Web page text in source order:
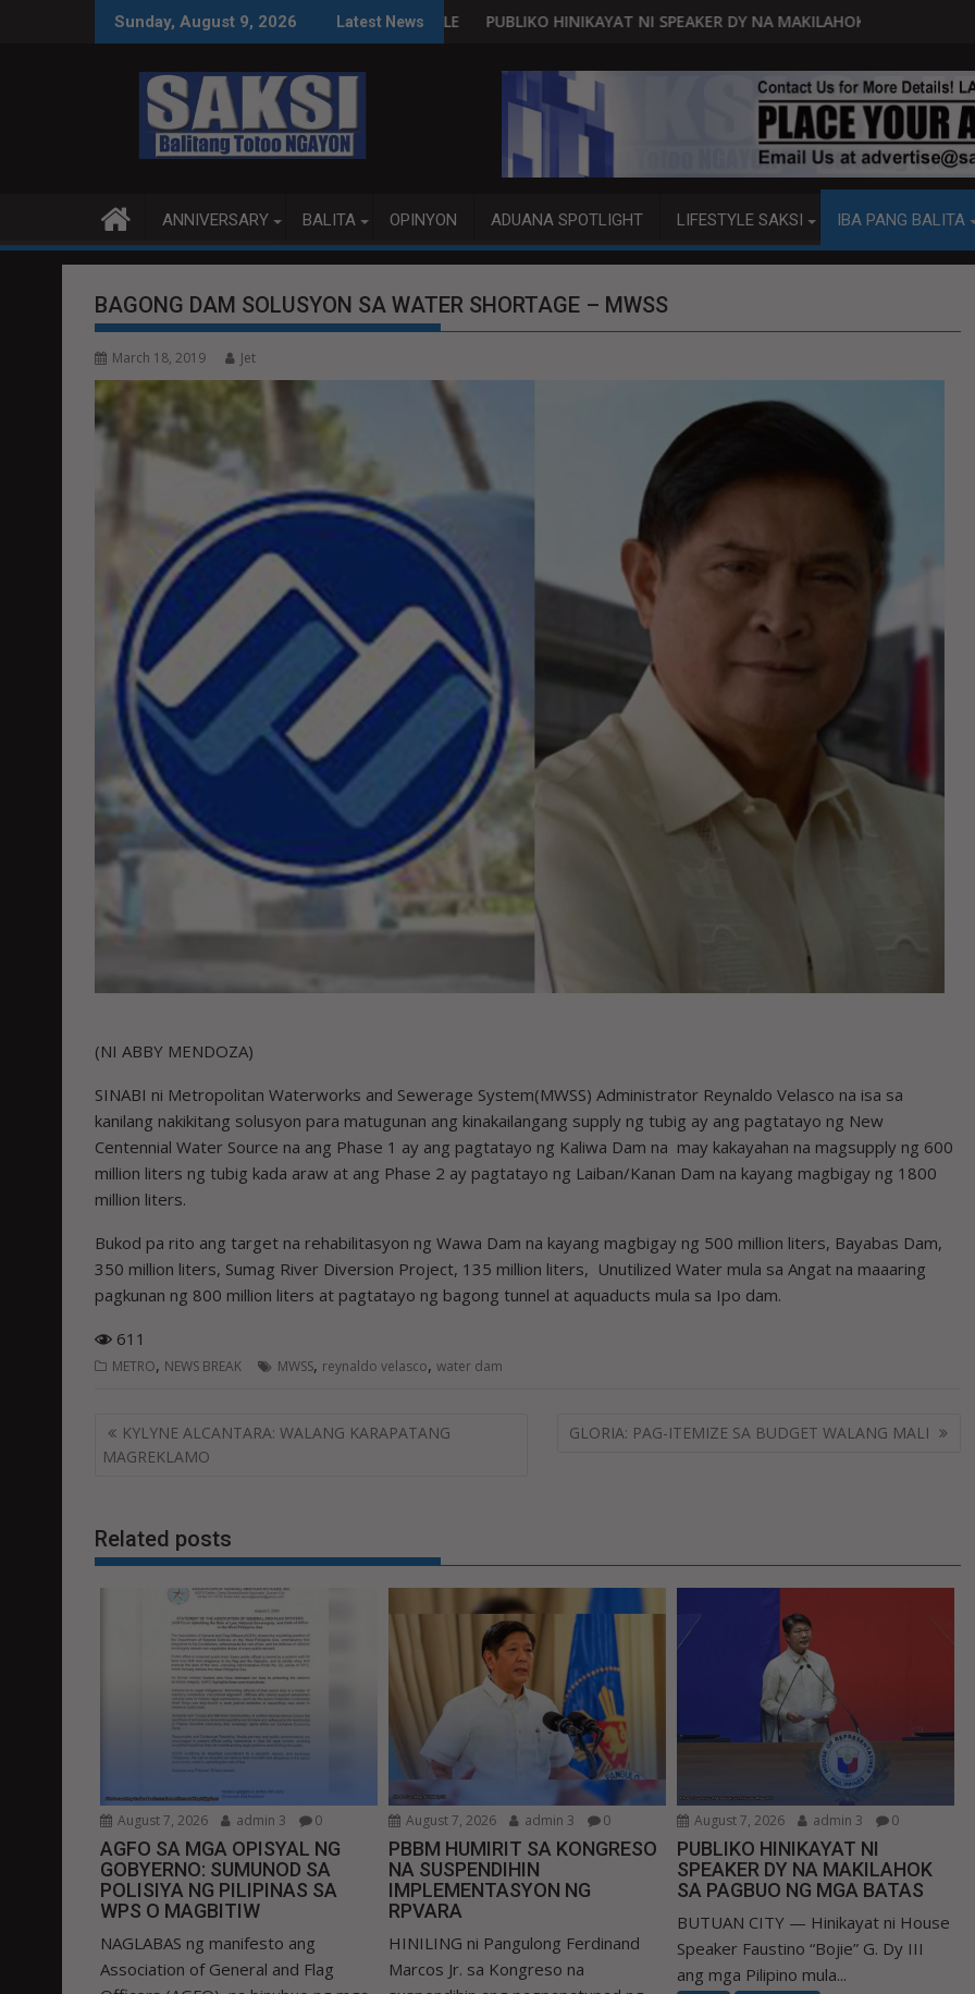
Sunday, August 9, 2026 Latest News
WPS O MAGBITIWNA SUSPENDIHIN IMPLEMENTASYON NG RPVARAPUBLIKO HINIKAYAT NI SPEAKER DY NA MAKILAHOK SA PAGBUO NG MGA BATAS
MALACAÑANG PINAAARAL NA SA
ANNIVERSARY BALITA OPINYON ADUANA SPOTLIGHT LIFESTYLE SAKSI IBA PANG BALITA
BAGONG DAM SOLUSYON SA WATER SHORTAGE – MWSS
March 18, 2019 Jet
(NI ABBY MENDOZA)
SINABI ni Metropolitan Waterworks and Sewerage System(MWSS) Administrator Reynaldo Velasco na isa sa
kanilang nakikitang solusyon para matugunan ang kinakailangang supply ng tubig ay ang pagtatayo ng New
Centennial Water Source na ang Phase 1 ay ang pagtatayo ng Kaliwa Dam na may kakayahan na magsupply ng 600
million liters ng tubig kada araw at ang Phase 2 ay pagtatayo ng Laiban/Kanan Dam na kayang magbigay ng 1800
million liters.
Bukod pa rito ang target na rehabilitasyon ng Wawa Dam na kayang magbigay ng 500 million liters, Bayabas Dam,
350 million liters, Sumag River Diversion Project, 135 million liters, Unutilized Water mula sa Angat na maaaring
pagkunan ng 800 million liters at pagtatayo ng bagong tunnel at aquaducts mula sa Ipo dam.
611
METRO, NEWS BREAK MWSS, reynaldo velasco, water dam
Post
navigation
KYLYNE ALCANTARA: WALANG KARAPATANG
MAGREKLAMO
GLORIA: PAG-ITEMIZE SA BUDGET WALANG MALI
Related posts
August 7, 2026 admin 3 0
AGFO SA MGA OPISYAL NG
GOBYERNO: SUMUNOD SA
POLISIYA NG PILIPINAS SA
WPS O MAGBITIW
NAGLABAS ng manifesto ang
Association of General and Flag
August 7, 2026 admin 3 0
PBBM HUMIRIT SA KONGRESO
NA SUSPENDIHIN
IMPLEMENTASYON NG
RPVARA
HINILING ni Pangulong Ferdinand
Marcos Jr. sa Kongreso na
August 7, 2026 admin 3 0
PUBLIKO HINIKAYAT NI
SPEAKER DY NA MAKILAHOK
SA PAGBUO NG MGA BATAS
BUTUAN CITY — Hinikayat ni House
Speaker Faustino “Bojie” G. Dy III
ang mga Pilipino mula...